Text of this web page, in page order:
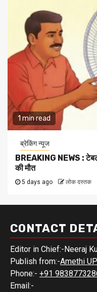
1 min read
ब्रेकिंग न्यूज
BREAKING NEWS :
की मौत
5 days ago लोक दस्तक
CONTACT
Editor in Chief:-Neeraj
Publish from:-Amethi UP
Phone:- +91
Email:-